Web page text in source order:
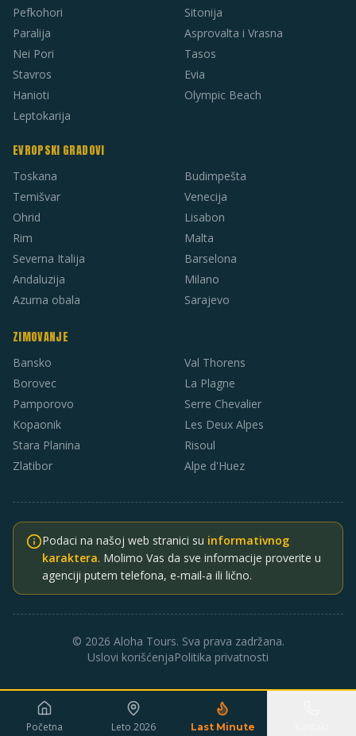
Pefkohori
Paralija
Nei Pori
Stavros
Hanioti
Leptokarija
Sitonija
Asprovalta i Vrasna
Tasos
Evia
Olympic Beach
EVROPSKI GRADOVI
Toskana
Temišvar
Ohrid
Rim
Severna Italija
Andaluzija
Azurna obala
Budimpešta
Venecija
Lisabon
Malta
Barselona
Milano
Sarajevo
ZIMOVANJE
Bansko
Borovec
Pamporovo
Kopaonik
Stara Planina
Zlatibor
Val Thorens
La Plagne
Serre Chevalier
Les Deux Alpes
Risoul
Alpe d'Huez
Podaci na našoj web stranici su informativnog
karaktera. Molimo Vas da sve informacije proverite u
agenciji putem telefona, e-mail-a ili lično.
© 2026 Aloha Tours. Sva prava zadržana.
Uslovi korišćenjaPolitika privatnosti
Početna Leto 2026 Last Minute